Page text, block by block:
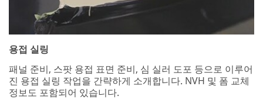
용접 실링
패널 준비, 스팟 용접 표면 준비, 심 실러 도포 등으로 이루어
진 용접 실링 작업을 간략하게 소개합니다. NVH 및 폼 교체
정보도 포함되어 있습니다.